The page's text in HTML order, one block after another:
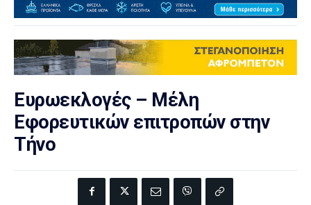
Ευρωεκλογές – Μέλη
Εφορευτικών επιτροπών στην
Τήνο